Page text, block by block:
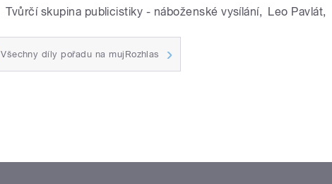
Tvůrčí skupina publicistiky - náboženské vysílání, Leo Pavlát,
Všechny díly pořadu na mujRozhlas